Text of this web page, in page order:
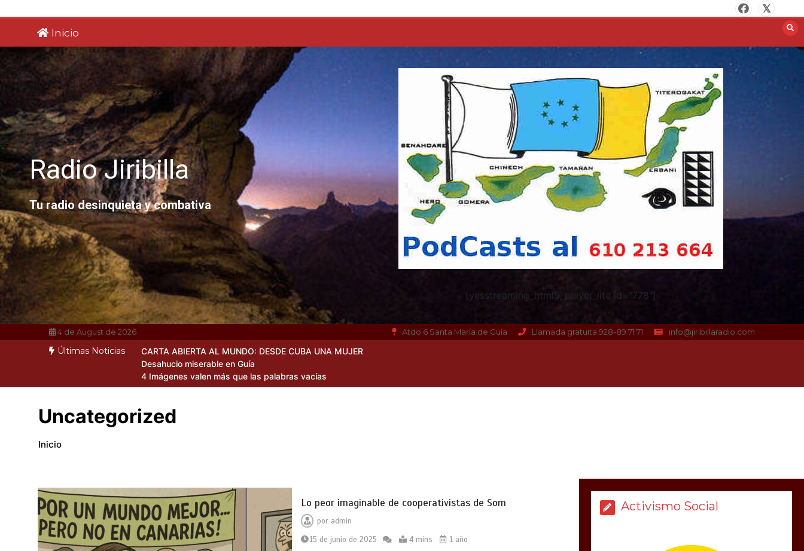
al
contenido Inicio
Radio Jiribilla
Tu radio desinquieta y combativa
[yesstreaming_html5_player_lite id="778"]
4 de August de 2026 Atdo.6 Santa María de Guía Llamada gratuita 928-89 71 71 info@jiribillaradio.com
Últimas Noticias
CARTA ABIERTA AL MUNDO: DESDE CUBA UNA MUJER
Desahucio miserable en Guía
4 Imágenes valen más que las palabras vacías
Uncategorized
Inicio
Lo peor imaginable de cooperativistas de Som
por admin
15 de junio de 2025
4 mins
1 año
Activismo Social